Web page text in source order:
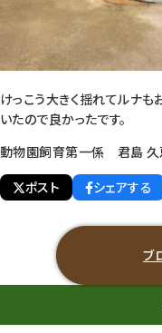
けっこう大きく揺れてルナも
いたので良かったです。
動物園飼育第一係 君島 久
ポスト
シェアする
ブ